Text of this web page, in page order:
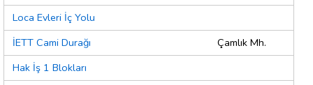
Loca Evleri İç Yolu
İETT Cami Durağı
Çamlık Mh.
Hak İş 1 Blokları